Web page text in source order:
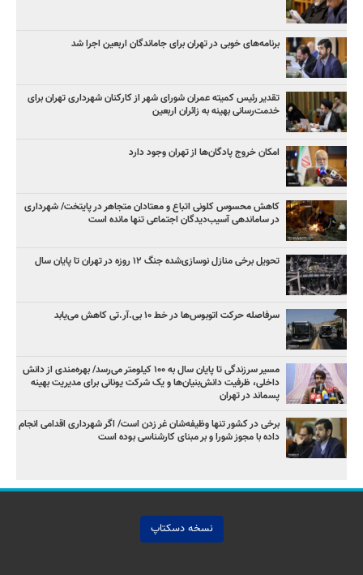
برنامه‌های خوبی در تهران برای جاماندگان اربعین اجرا شد
تقدیر رئیس کمیته عمران شورای شهر از کارکنان شهرداری تهران برای
خدمت‌رسانی بهینه به زائران اربعین
امکان خروج پادگان‌ها از تهران وجود دارد
کاهش محسوس کلونی اتباع و معتادان متجاهر در پایتخت/ شهرداری
در ساماندهی آسیب‌دیدگان اجتماعی تنها مانده است
تحویل برخی منازل نوسازی‌شده جنگ ۱۲ روزه در تهران تا پایان سال
سرفاصله حرکت اتوبوس‌ها در خط ۱۰ بی‌.آر.تی کاهش می‌یابد
مسیر سرزندگی تا پایان سال به ۱۰۰ کیلومتر می‌رسد/ بهره‌مندی از دانش
داخلی، ظرفیت دانش‌بنیان‌ها و یک شرکت یونانی برای مدیریت بهینه
پسماند در تهران
برخی در کشور تنها وظیفه‌شان غر زدن است/ اگر شهرداری اقدامی انجام
داده با مجوز شورا و بر مبنای کارشناسی بوده است
نسخه دسکتاپ